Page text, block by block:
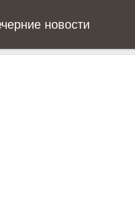
новости